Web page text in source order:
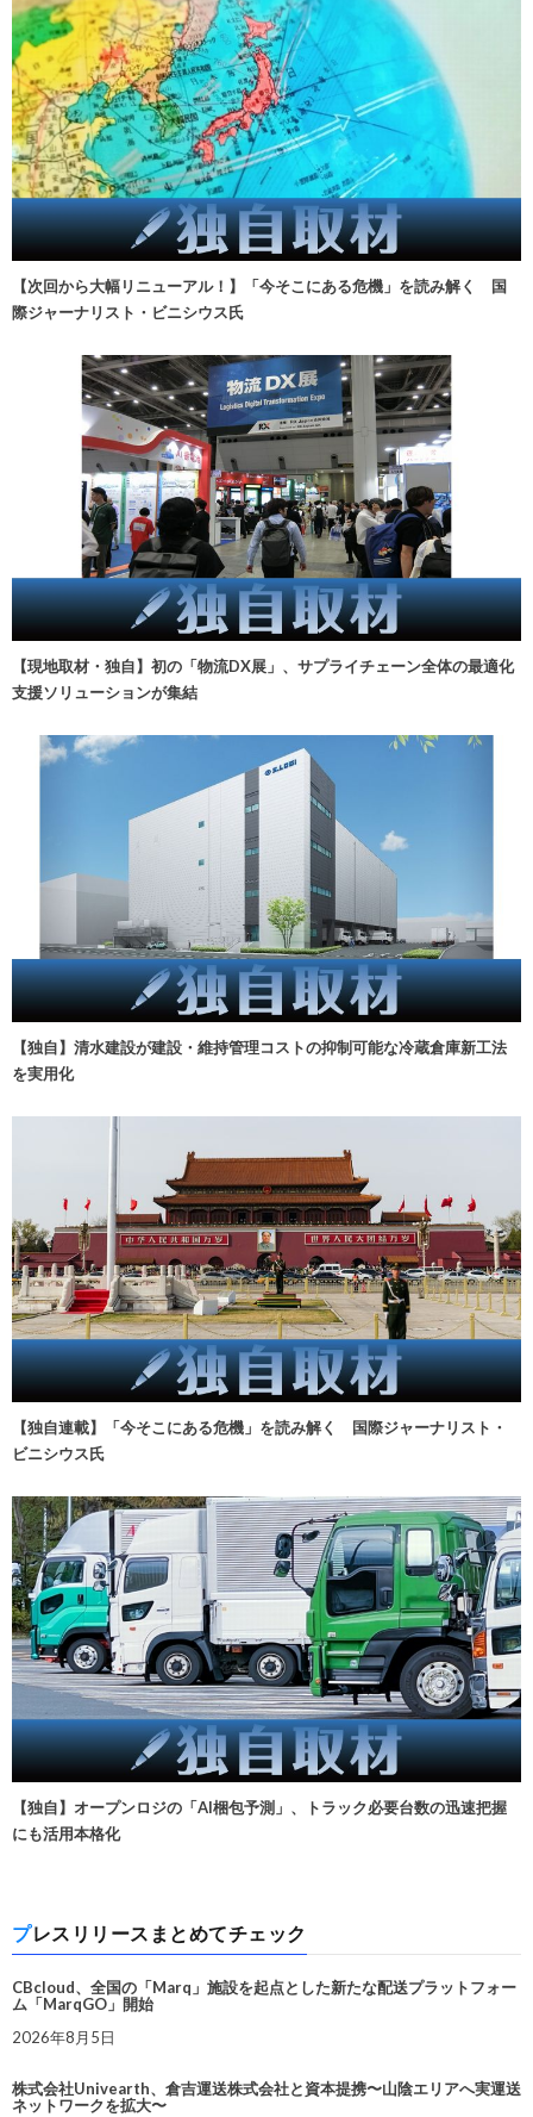
【次回から大幅リニューアル！】「今そこにある危機」を読み解く 国
際ジャーナリスト・ビニシウス氏
【現地取材・独自】初の「物流DX展」、サプライチェーン全体の最適化
支援ソリューションが集結
【独自】清水建設が建設・維持管理コストの抑制可能な冷蔵倉庫新工法
を実用化
【独自連載】「今そこにある危機」を読み解く 国際ジャーナリスト・
ビニシウス氏
【独自】オープンロジの「AI梱包予測」、トラック必要台数の迅速把握
にも活用本格化
プレスリリースまとめてチェック
CBcloud、全国の「Marq」施設を起点とした新たな配送プラットフォー
ム「MarqGO」開始
2026年8月5日
株式会社Univearth、倉吉運送株式会社と資本提携〜山陰エリアへ実運送
ネットワークを拡大〜